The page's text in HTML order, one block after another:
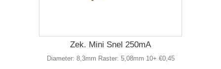
Zek. Mini Snel 250mA
Diameter: 8,3mm Raster: 5,08mm 10+ €0,45